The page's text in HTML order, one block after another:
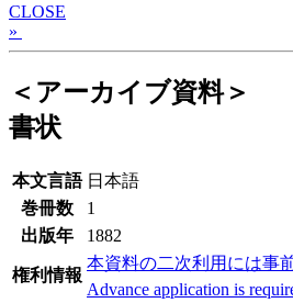
CLOSE
»
＜アーカイブ資料＞
書状
本文言語 日本語
巻冊数
1
出版年
1882
権利情報
本資料の二次利用には事
Advance application is